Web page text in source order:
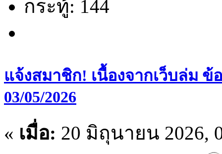
กระทู้: 144
แจ้งสมาชิก! เนื้องจากเว็บล่ม ข้
03/05/2026
« เมื่อ: 20 มิถุนายน 2026,